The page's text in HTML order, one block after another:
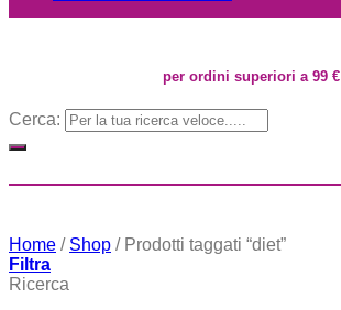
per ordini superiori a 99 €
Cerca:
Home / Shop /Prodotti taggati “diet”
Filtra
Ricerca